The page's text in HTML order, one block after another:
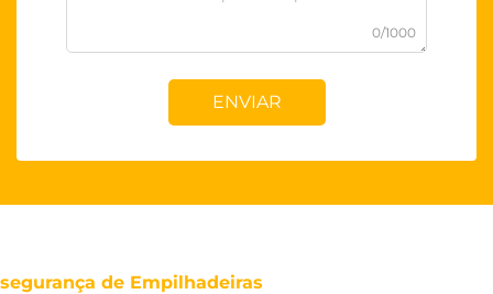
0/1000
ENVIAR
segurança de Empilhadeiras